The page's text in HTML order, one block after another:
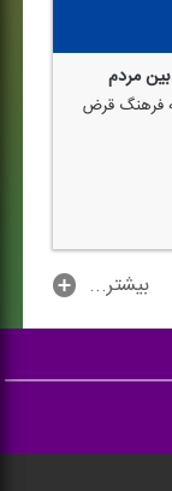
مردم
به فرهنگ قرض
...بیشتر